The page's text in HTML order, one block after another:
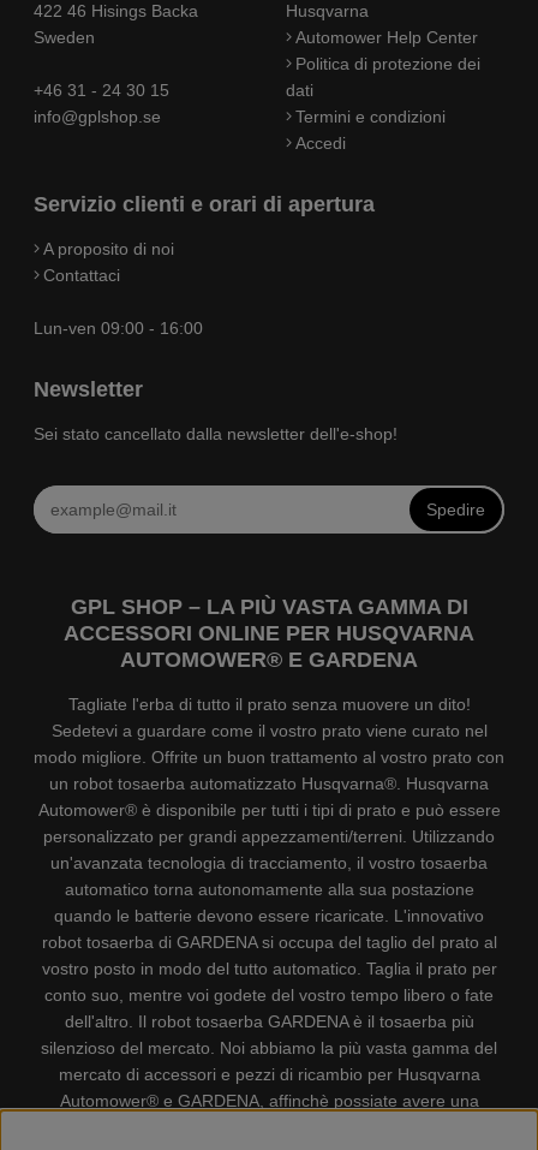
422 46 Hisings Backa
Sweden
+46 31 - 24 30 15
info@gplshop.se
Husqvarna
Automower Help Center
Politica di protezione dei
dati
Termini e condizioni
Accedi
Servizio clienti e orari di apertura
A proposito di noi
Contattaci
Lun-ven 09:00 - 16:00
Newsletter
Sei stato cancellato dalla newsletter dell'e-shop!
Spedire
GPL SHOP – LA PIÙ VASTA GAMMA DI
ACCESSORI ONLINE PER HUSQVARNA
AUTOMOWER® E GARDENA
Tagliate l'erba di tutto il prato senza muovere un dito!
Sedetevi a guardare come il vostro prato viene curato nel
modo migliore. Offrite un buon trattamento al vostro prato con
un robot tosaerba automatizzato Husqvarna®. Husqvarna
Automower® è disponibile per tutti i tipi di prato e può essere
personalizzato per grandi appezzamenti/terreni. Utilizzando
un'avanzata tecnologia di tracciamento, il vostro tosaerba
automatico torna autonomamente alla sua postazione
quando le batterie devono essere ricaricate. L'innovativo
robot tosaerba di GARDENA si occupa del taglio del prato al
vostro posto in modo del tutto automatico. Taglia il prato per
conto suo, mentre voi godete del vostro tempo libero o fate
dell'altro. Il robot tosaerba GARDENA è il tosaerba più
silenzioso del mercato. Noi abbiamo la più vasta gamma del
mercato di accessori e pezzi di ricambio per Husqvarna
Automower® e GARDENA, affinchè possiate avere una